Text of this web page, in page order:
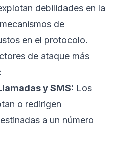
debilidades en la
de
en el protocolo.
de ataque más
y SMS: Los
o redirigen
a un número